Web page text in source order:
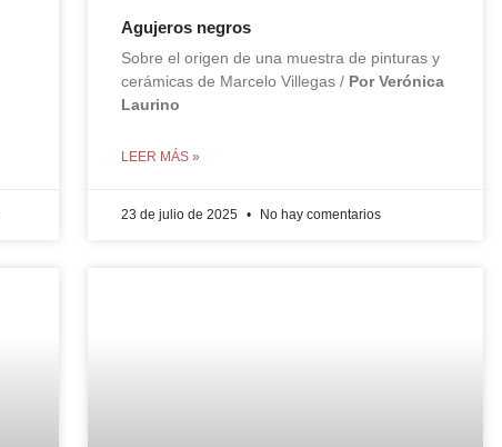
Agujeros negros
Sobre el origen de una muestra de pinturas y
cerámicas de Marcelo Villegas / Por Verónica
Laurino
LEER MÁS »
23 de julio de 2025 No hay comentarios